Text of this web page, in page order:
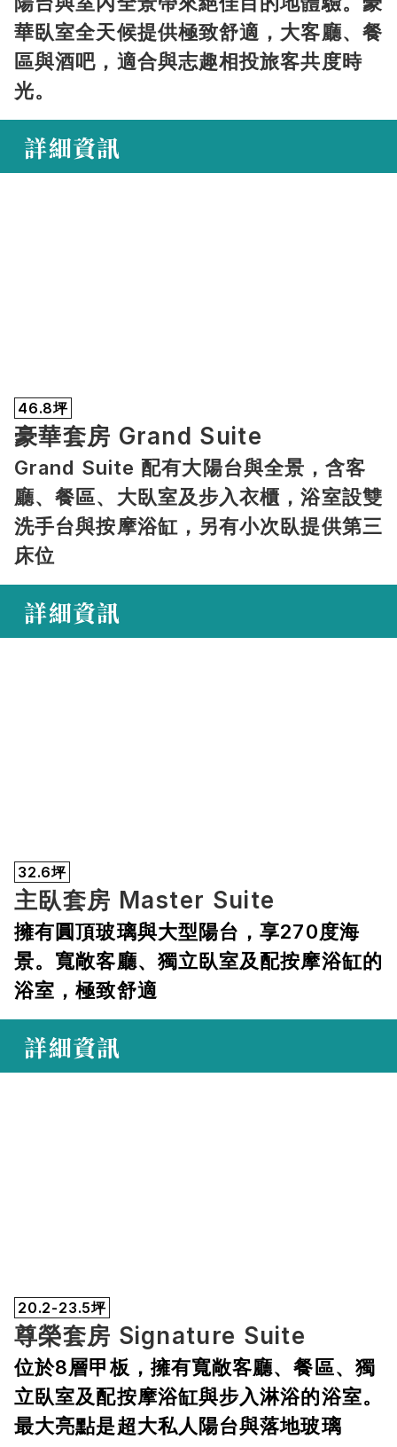
華臥室全天候提供極致舒適，大客廳、餐
區與酒吧，適合與志趣相投旅客共度時
光。
詳細資訊
46.8坪
豪華套房 Grand Suite
Grand Suite 配有大陽台與全景，含客
廳、餐區、大臥室及步入衣櫃，浴室設雙
洗手台與按摩浴缸，另有小次臥提供第三
床位
詳細資訊
32.6坪
主臥套房 Master Suite
擁有圓頂玻璃與大型陽台，享270度海
景。寬敞客廳、獨立臥室及配按摩浴缸的
浴室，極致舒適
詳細資訊
20.2-23.5坪
尊榮套房 Signature Suite
位於8層甲板，擁有寬敞客廳、餐區、獨
立臥室及配按摩浴缸與步入淋浴的浴室。
最大亮點是超大私人陽台與落地玻璃